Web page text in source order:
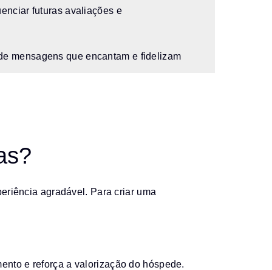
futuras avaliações e
mensagens que encantam e fidelizam
agradável. Para criar uma
e reforça a valorização do hóspede.